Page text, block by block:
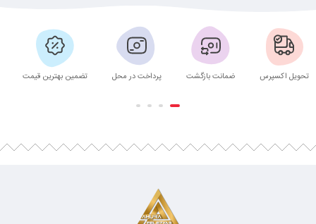
تحویل اکسپرس ضمانت بازگشت پرداخت در محل تضمین بهترین قیمت